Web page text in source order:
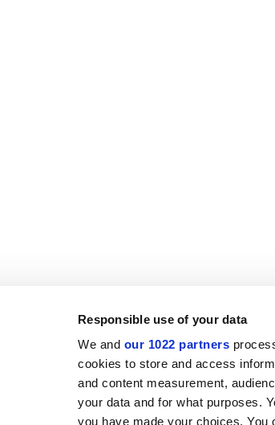
Responsible use of your data
We and our 1022 partners
cookies to store and access
and content measurement,
your data and for what purposes.
you have made your choices.
MARCA CORONA S.P.A.
Corona
S.p.a. - P.IVA: IT00628160368
7, 41049 Sassuolo (MO) Italy
867200